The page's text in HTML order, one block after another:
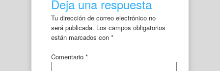
Deja una respuesta
Tu dirección de correo electrónico no
será publicada. Los campos obligatorios
están marcados con *
Comentario *